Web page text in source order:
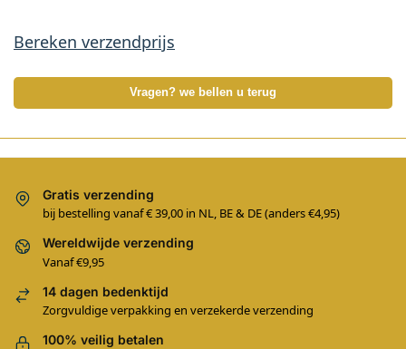
Bereken verzendprijs
Vragen? we bellen u terug
Gratis verzending
bij bestelling vanaf € 39,00 in NL, BE & DE (anders €4,95)
Wereldwijde verzending
Vanaf €9,95
14 dagen bedenktijd
Zorgvuldige verpakking en verzekerde verzending
100% veilig betalen